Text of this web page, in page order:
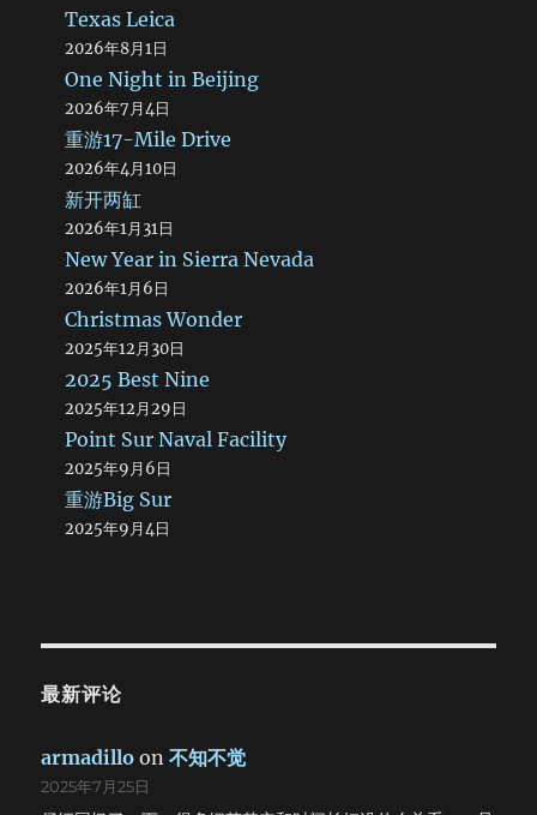
Texas Leica
2026年8月1日
One Night in Beijing
2026年7月4日
重游17-Mile Drive
2026年4月10日
新开两缸
2026年1月31日
New Year in Sierra Nevada
2026年1月6日
Christmas Wonder
2025年12月30日
2025 Best Nine
2025年12月29日
Point Sur Naval Facility
2025年9月6日
重游Big Sur
2025年9月4日
最新评论
armadillo on不知不觉
2025年7月25日